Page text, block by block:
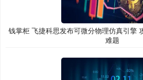
钱掌柜 飞捷科思发布可微分物理仿真引擎
难题